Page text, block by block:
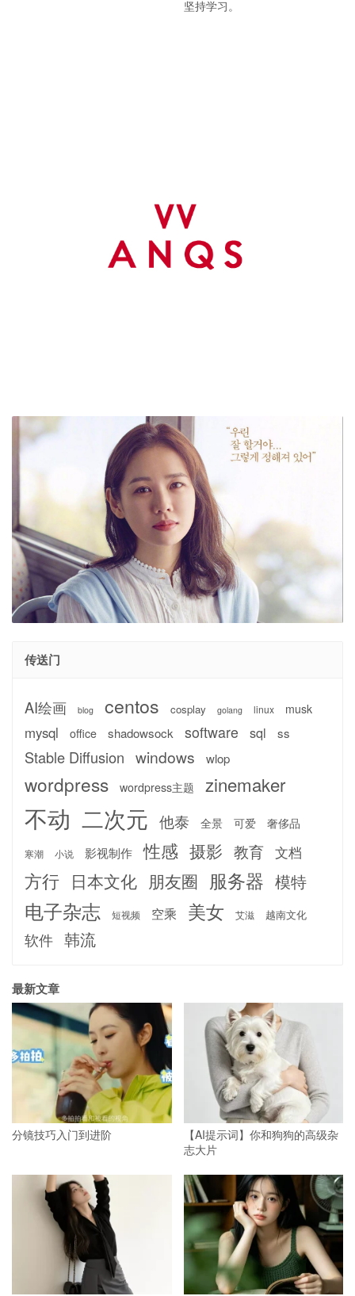
坚持学习。
传送门
AI绘画 blog centos cosplay golang linux musk
mysql office shadowsock software sql ss
Stable Diffusion windows wlop
wordpress wordpress主题 zinemaker
不动 二次元 他泰 全景 可爱 奢侈品
寒潮 小说 影视制作 性感 摄影 教育 文档
方行 日本文化 朋友圈 服务器 模特
电子杂志 短视频 空乘 美女 艾滋 越南文化
软件 韩流
最新文章
分镜技巧入门到进阶
【AI提示词】你和狗狗的高级杂
志大片